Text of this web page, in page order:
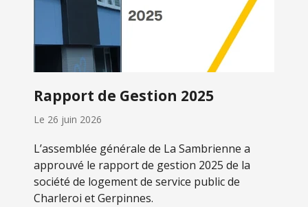
Rapport de Gestion 2025
Le 26 juin 2026
L’assemblée générale de La Sambrienne a
approuvé le rapport de gestion 2025 de la
société de logement de service public de
Charleroi et Gerpinnes.